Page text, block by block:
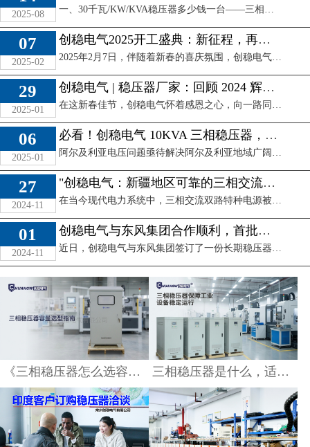
2025-08 一、30千瓦/KW/KVA稳压器多少钱一台——三相稳压电源价格稳压器是一种能在电压不稳定时，持续提供稳定输出的电源设备，尤其是当市电电压偏低或波动较大 ...
07
2025-02
创稳电气2025开工盛典：新征程，再启航
2025年2月7日，伴随着新春的喜庆氛围，创稳电气正式迎来了新一年的开工日。在清晨的阳光下，公司大门口张灯结彩，红色横幅高挂，寓意着新一年红红火火、蒸 ...
29
2025-01
创稳电气 | 稳压器厂家：回顾 2024 辉煌路，开启 2025 腾飞年
在这新春佳节，创稳电气怀着感恩之心，向一路同行的合作伙伴送上最真挚的祝福！过去一年，我们风雨同舟，并肩作战，共同攻克一个又一个难关。新的一年，期待我们 ...
06
2025-01
必看！创稳电气 10KVA 三相稳压器，攻克阿尔及利亚 380V 电压难题
阿尔及利亚电压问题亟待解决阿尔及利亚地域广阔，不同地区的电网基础设施建设水平参差不齐。部分偏远地区电网老化，电力传输过程中损耗严重，导致终端用户的电压 ...
27
2024-11
"创稳电气：新疆地区可靠的三相交流双路特种电源供应商"
在当今现代电力系统中，三相交流双路特种电源被认为是电力设备中至关重要的一部分。它不仅对电力负载的稳定性和安全性起着关键作用，还能为工业和商业用户提供稳 ...
01
2024-11
创稳电气与东风集团合作顺利，首批验货成功！
近日，创稳电气与东风集团签订了一份长期稳压器供应合同，标志着双方合作关系得以进一步加强。作为东风集团旗下的一个工厂，该工厂长期面临电压过低的问题，为保 ...
《三相稳压器怎么选容量》
《三相稳压器怎么选容
量》
查看详情
三相稳压器是什么，适合哪些工厂使用？
三相稳压器是什么，适
合哪些工厂使用？
查看详情
创稳电气与印度客户达
成合作，定制三相稳压
器出口方案
查看详情
为什么印度客户更青睐
中国稳压器？
查看详情
30千瓦/KW/KVA稳压器
多少钱一台--三相稳压
电源价格
查看详情